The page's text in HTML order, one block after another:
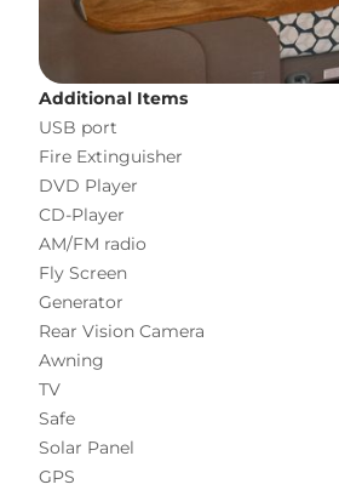
Additional Items
USB port
Fire Extinguisher
DVD Player
CD-Player
AM/FM radio
Fly Screen
Generator
Rear Vision Camera
Awning
TV
Safe
Solar Panel
GPS